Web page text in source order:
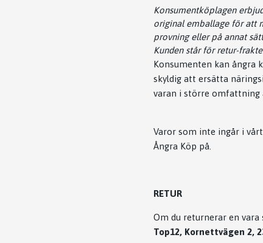
Konsumentköplagen
original emballage för att
provning eller på annat
Kunden står för retur-
Konsumenten kan ångra
skyldig att ersätta
varan i större omfattning
Varor som inte ingår i
Ångra Köp på.
RETUR
Om du returnerar en
Top12, Kornettvägen 2,